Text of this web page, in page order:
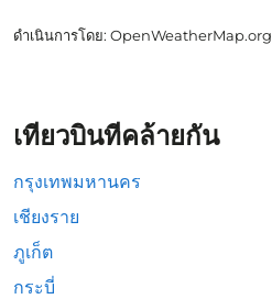
ดำเนินการโดย: OpenWeatherMap.org
เที่ยวบินที่คล้ายกัน
กรุงเทพมหานคร
เชียงราย
ภูเก็ต
กระบี่